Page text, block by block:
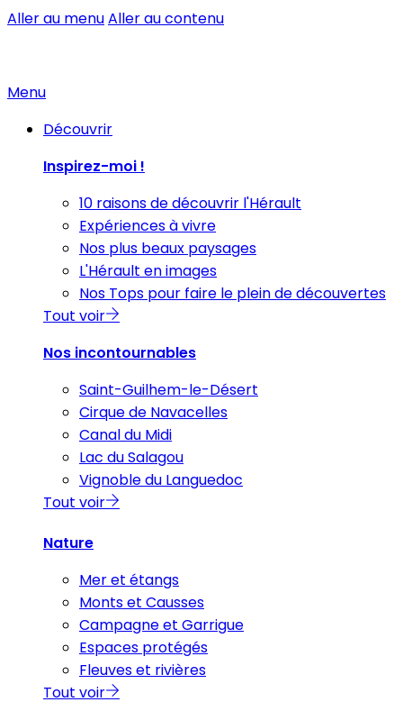
Aller au menuAller au contenu
Menu
Découvrir
Inspirez-moi !
10 raisons de découvrir l'Hérault
Expériences à vivre
Nos plus beaux paysages
L'Hérault en images
Nos Tops pour faire le plein de découvertes
Tout voir
Nos incontournables
Saint-Guilhem-le-Désert
Cirque de Navacelles
Canal du Midi
Lac du Salagou
Vignoble du Languedoc
Tout voir
Nature
Mer et étangs
Monts et Causses
Campagne et Garrigue
Espaces protégés
Fleuves et rivières
Tout voir